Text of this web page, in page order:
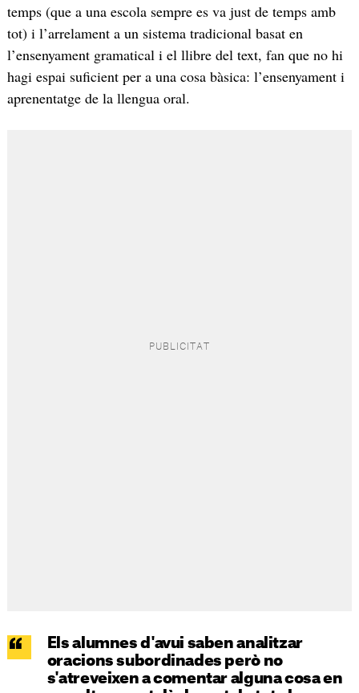
temps (que a una escola sempre es va just de temps amb
tot) i l’arrelament a un sistema tradicional basat en
l’ensenyament gramatical i el llibre del text, fan que no hi
hagi espai suficient per a una cosa bàsica: l’ensenyament i
aprenentatge de la llengua oral.
Els alumnes d'avui saben analitzar
oracions subordinades però no
s'atreveixen a comentar alguna cosa en